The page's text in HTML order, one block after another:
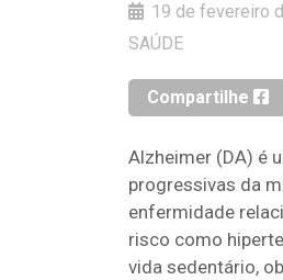
19 de fevereiro
SAÚDE
Compartilhe
Alzheimer (DA) é
progressivas da
enfermidade
risco como
vida sedentário,